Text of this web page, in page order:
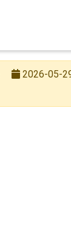
2026-05-